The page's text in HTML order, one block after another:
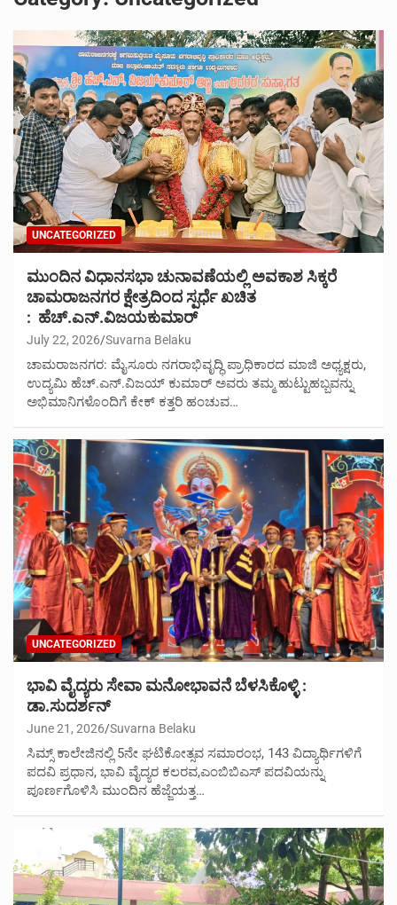
UNCATEGORIZED
ಮುಂದಿನ ವಿಧಾನಸಭಾ ಚುನಾವಣೆಯಲ್ಲಿ ಅವಕಾಶ ಸಿಕ್ಕರೆ
ಚಾಮರಾಜನಗರ ಕ್ಷೇತ್ರದಿಂದ ಸ್ಪರ್ಧೆ ಖಚಿತ
: ಹೆಚ್.ಎನ್.ವಿಜಯಕುಮಾರ್
July 22, 2026 Suvarna Belaku
ಚಾಮರಾಜನಗರ: ಮೈಸೂರು ನಗರಾಭಿವೃದ್ಧಿ ಪ್ರಾಧಿಕಾರದ ಮಾಜಿ ಅಧ್ಯಕ್ಷರು,
ಉದ್ಯಮಿ ಹೆಚ್.ಎನ್.ವಿಜಯ್ ಕುಮಾರ್ ಅವರು ತಮ್ಮ ಹುಟ್ಟುಹಬ್ಬವನ್ನು
ಅಭಿಮಾನಿಗಳೊಂದಿಗೆ ಕೇಕ್ ಕತ್ತರಿ ಹಂಚುವ…
UNCATEGORIZED
ಭಾವಿ ವೈದ್ಯರು ಸೇವಾ ಮನೋಭಾವನೆ ಬೆಳಸಿಕೊಳ್ಳಿ :
ಡಾ.ಸುದರ್ಶನ್
June 21, 2026 Suvarna Belaku
ಸಿಮ್ಸ್ ಕಾಲೇಜಿನಲ್ಲಿ 5ನೇ ಘಟಿಕೋತ್ಸವ ಸಮಾರಂಭ, 143 ವಿದ್ಯಾರ್ಥಿಗಳಿಗೆ
ಪದವಿ ಪ್ರಧಾನ, ಭಾವಿ ವೈದ್ಯರ ಕಲರವ,ಎಂಬಿಬಿಎಸ್ ಪದವಿಯನ್ನು
ಪೂರ್ಣಗೊಳಿಸಿ ಮುಂದಿನ ಹೆಜ್ಜೆಯತ್ತ…